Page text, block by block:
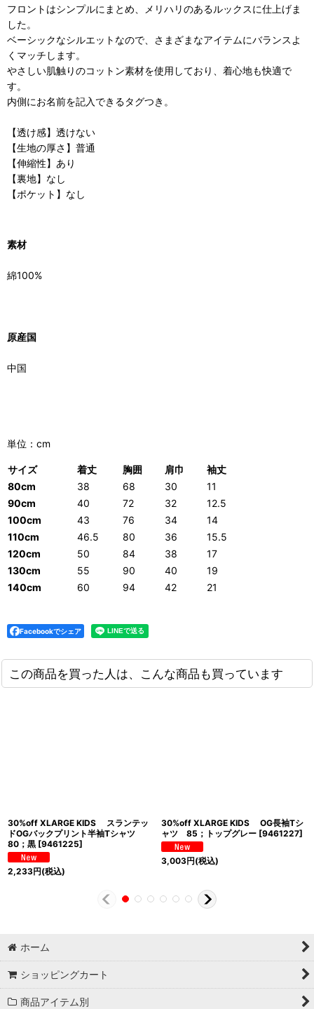
フロントはシンプルにまとめ、メリハリのあるルックスに仕上げま
した。
ベーシックなシルエットなので、さまざまなアイテムにバランスよ
くマッチします。
やさしい肌触りのコットン素材を使用しており、着心地も快適で
す。
内側にお名前を記入できるタグつき。
【透け感】透けない
【生地の厚さ】普通
【伸縮性】あり
【裏地】なし
【ポケット】なし
素材
綿100%
原産国
中国
単位：cm
サイズ 着丈 胸囲 肩巾
袖丈
80cm
38 68 30
11
90cm
40 72 32
12.5
100cm
43 76 34
14
110cm
46.5 80 36
15.5
120cm
50 84 38
17
130cm
55 90 40
19
140cm
60 94 42 21
Facebookでシェア
この商品を買った人は、こんな商品も買っています
30%off XLARGE KIDS スランテッ
ドOGバックプリント半袖Tシャツ
80；黒 [9461225]
2,233円(税込)
30%off XLARGE KIDS OG長袖Tシ
ャツ 85；トップグレー [9461227]
3,003円(税込)
ホーム
ショッピングカート
商品アイテム別